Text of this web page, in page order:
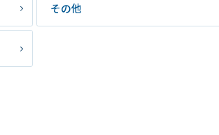
その他